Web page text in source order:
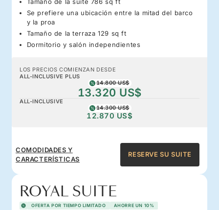
Se prefiere una ubicación entre la mitad del barco
y la proa
Tamaño de la terraza 129 sq ft
Dormitorio y salón independientes
LOS PRECIOS COMIENZAN DESDE
ALL-INCLUSIVE PLUS
14.800 US$
13.320 US$
ALL-INCLUSIVE
14.300 US$
12.870 US$
COMODIDADES Y
CARACTERÍSTICAS
RESERVE SU SUITE
ROYAL SUITE
OFERTA POR TIEMPO LIMITADO AHORRE UN 10%